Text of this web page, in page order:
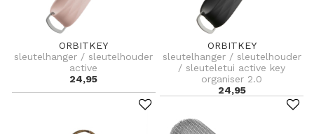
ORBITKEY
sleutelhanger / sleutelhouder
active
24,95
ORBITKEY
sleutelhanger / sleutelhouder
/ sleuteletui active key
organiser 2.0
24,95